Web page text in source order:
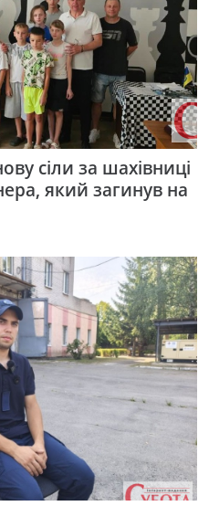
сіли за шахівниці
який загинув на